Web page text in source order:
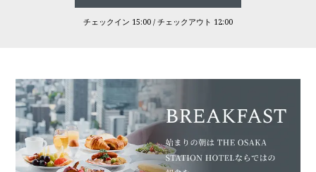
チェックイン 15:00 / チェックアウト 12:00